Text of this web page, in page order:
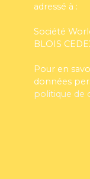
adressé à :
Société
BLOIS
Pour en
données
politique de